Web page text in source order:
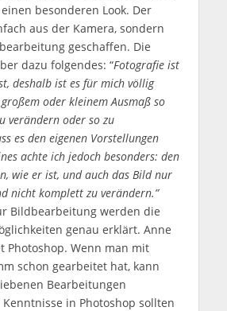
besonderen Look. Der
aus der Kamera, sondern
geschaffen. Die
dazu folgendes: “Fotografie ist
deshalb ist es für mich völlig
oder kleinem Ausmaß so
verändern oder so zu
es den eigenen Vorstellungen
achte ich jedoch besonders: den
wie er ist, und auch das Bild nur
nicht komplett zu verändern.”
Bildbearbeitung werden die
genau erklärt. Anne
Photoshop. Wenn man mit
schon gearbeitet hat, kann
Bearbeitungen
in Photoshop sollten